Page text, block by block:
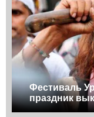
Фестиваль
праздник